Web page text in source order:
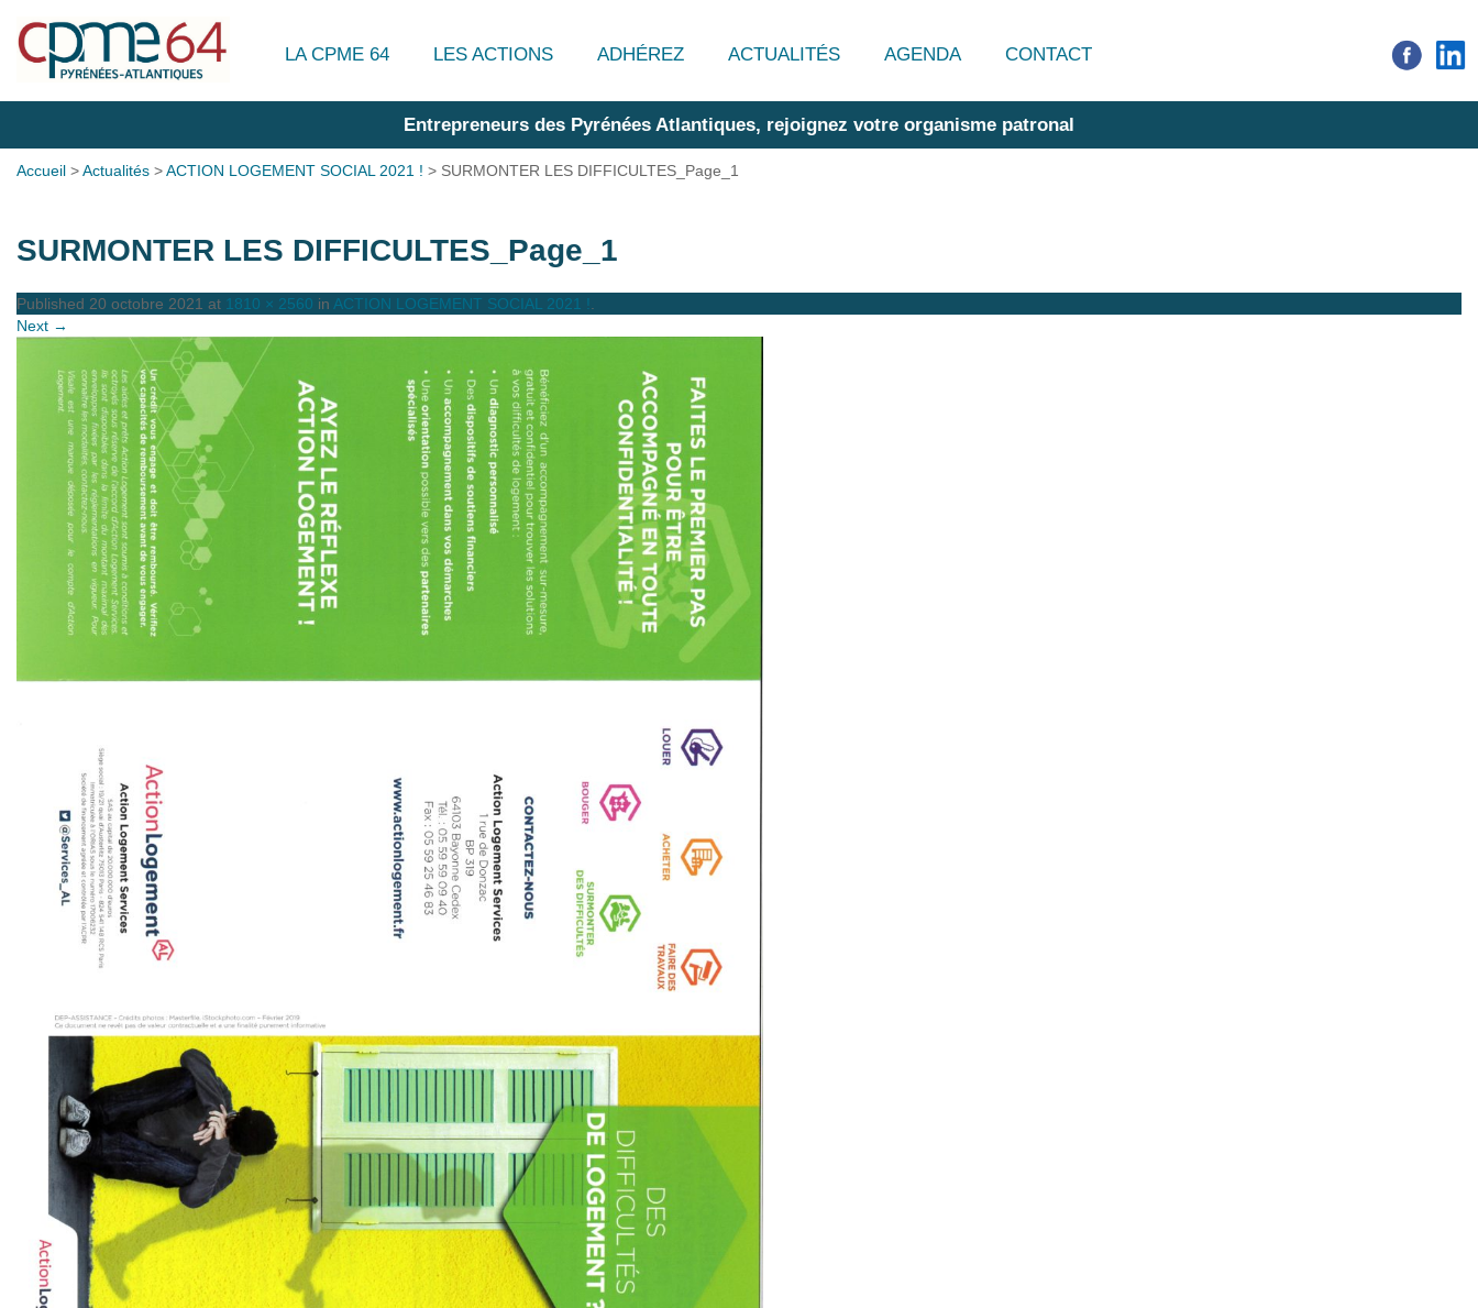
LA CPME 64 LES ACTIONS ADHÉREZ ACTUALITÉS AGENDA CONTACT
Entrepreneurs des Pyrénées Atlantiques, rejoignez votre organisme patronal
Accueil >Actualités >ACTION LOGEMENT SOCIAL 2021 ! > SURMONTER LES DIFFICULTES_Page_1
SURMONTER LES DIFFICULTES_Page_1
Published 20 octobre 2021 at 1810 × 2560 in ACTION LOGEMENT SOCIAL 2021 !
Next →